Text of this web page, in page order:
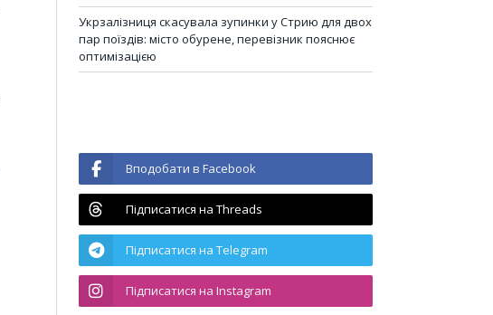
Укрзалізниця скасувала зупинки у Стрию для двох
пар поїздів: місто обурене, перевізник пояснює
оптимізацією
Вподобати в Facebook
Підписатися на Threads
Підписатися на Telegram
Підписатися на Instagram